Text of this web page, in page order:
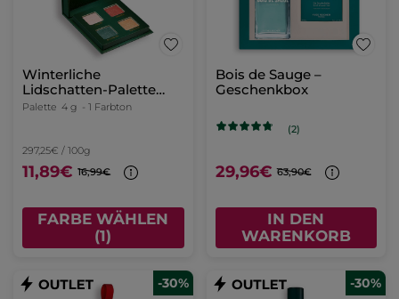
Winterliche
Lidschatten-Palette
Blick – Limited Edition
Palette 4 g - 1 Farbton
297,25€ / 100g
11,89€ 16,99€
FARBE WÄHLEN
(1)
Bois de Sauge –
Geschenkbox
(2)
29,96€ 63,90€
IN DEN
WARENKORB
-30% -30%